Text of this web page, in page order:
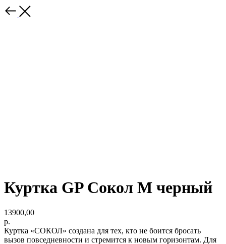
Куртка GP Сокол М черный
13900,00
р.
Куртка «СОКОЛ» создана для тех, кто не боится бросать
вызов повседневности и стремится к новым горизонтам. Для